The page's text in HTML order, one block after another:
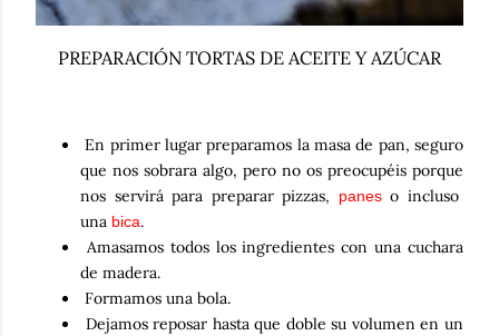
PREPARACIÓN TORTAS DE ACEITE Y AZÚCAR
En primer lugar preparamos la masa de pan, seguro
que nos sobrara algo, pero no os preocupéis porque
nos servirá para preparar pizzas,
paneso incluso
una bica.
Amasamos todos los ingredientes con una cuchara
de madera.
Formamos una bola.
Dejamos reposar hasta que doble su volumen en un